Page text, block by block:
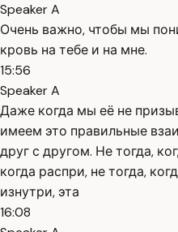
Speaker A
Очень важно, чтобы мы
кровь на тебе и на мне.
15:56
Speaker A
Даже когда мы её не
имеем это правильные
друг с другом. Не тогда,
когда распри, не тогда,
изнутри, эта
16:08